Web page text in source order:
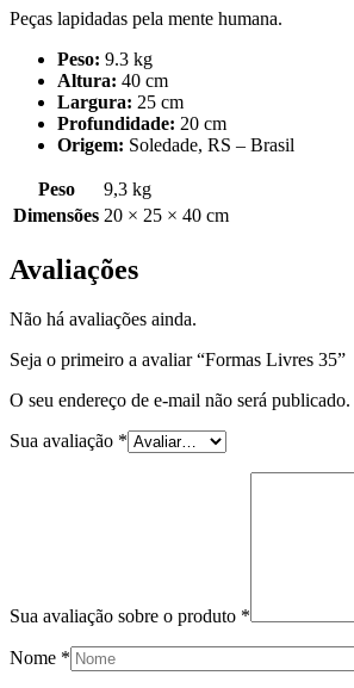
Peças lapidadas pela mente humana.
Peso: 9.3 kg
Altura: 40 cm
Largura: 25 cm
Profundidade: 20 cm
Origem: Soledade, RS – Brasil
Peso
9,3 kg
Dimensões 20 × 25 × 40 cm
Avaliações
Não há avaliações ainda.
Seja o primeiro a avaliar “Formas Livres 35”
O seu endereço de e-mail não será publicado.
Sua avaliação *
Sua avaliação sobre o produto *
Nome *